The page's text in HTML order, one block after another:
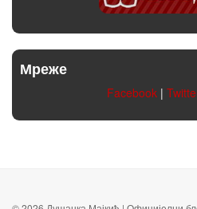
Мреже
Facebook|